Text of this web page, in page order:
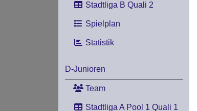
Stadtliga B Quali 2
Spielplan
Statistik
D-Junioren
Team
Stadtliga A Pool 1 Quali 1